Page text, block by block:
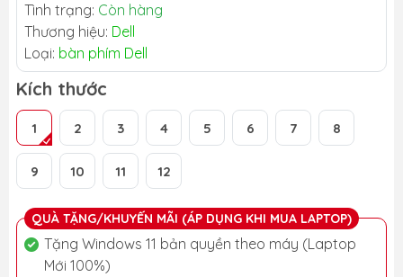
Tình trạng: Còn hàng
Thương hiệu: Dell
Loại: bàn phím Dell
Kích thước
1 2 3 4 5 6 7 8
9 10 11 12
QUÀ TẶNG/KHUYẾN MÃI (ÁP DỤNG KHI MUA LAPTOP)
Tặng Windows 11 bản quyền theo máy (Laptop
Mới 100%)